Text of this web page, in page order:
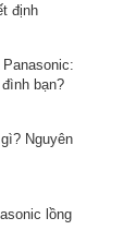
định
bạn?
Nguyên
lồng